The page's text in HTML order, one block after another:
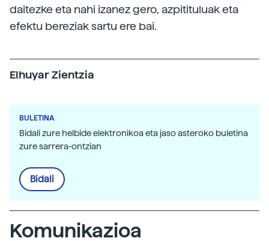
daitezke eta nahi izanez gero, azpitituluak eta
efektu bereziak sartu ere bai.
Elhuyar Zientzia
BULETINA
Bidali zure helbide elektronikoa eta jaso asteroko buletina
zure sarrera-ontzian
Bidali
Komunikazioa